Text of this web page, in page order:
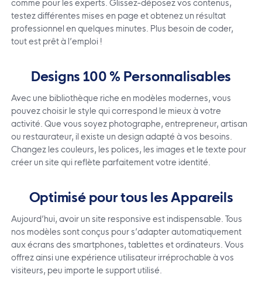
comme pour les experts. Glissez-déposez vos contenus,
testez différentes mises en page et obtenez un résultat
professionnel en quelques minutes. Plus besoin de coder,
tout est prêt à l’emploi !
Designs 100 % Personnalisables
Avec une bibliothèque riche en modèles modernes, vous
pouvez choisir le style qui correspond le mieux à votre
activité. Que vous soyez photographe, entrepreneur, artisan
ou restaurateur, il existe un design adapté à vos besoins.
Changez les couleurs, les polices, les images et le texte pour
créer un site qui reflète parfaitement votre identité.
Optimisé pour tous les Appareils
Aujourd’hui, avoir un site responsive est indispensable. Tous
nos modèles sont conçus pour s’adapter automatiquement
aux écrans des smartphones, tablettes et ordinateurs. Vous
offrez ainsi une expérience utilisateur irréprochable à vos
visiteurs, peu importe le support utilisé.